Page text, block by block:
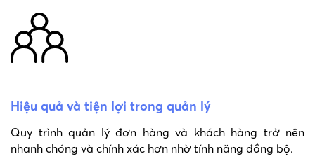
Hiệu quả và tiện lợi trong quản lý
Quy trình quản lý đơn hàng và khách hàng trở nên
nhanh chóng và chính xác hơn nhờ tính năng đồng bộ.